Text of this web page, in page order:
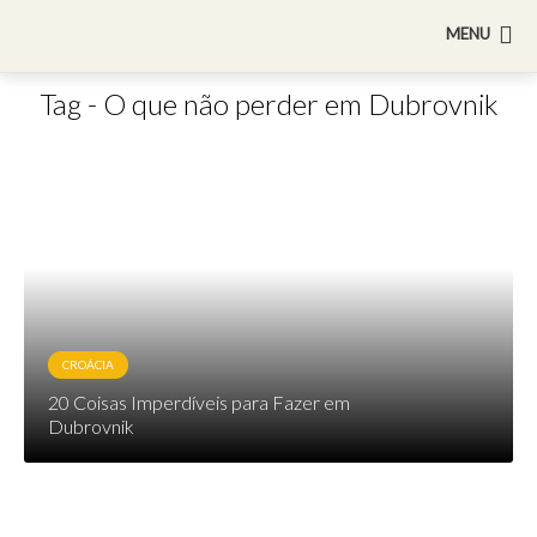
MENU
Tag - O que não perder em Dubrovnik
CROÁCIA
20 Coisas Imperdíveis para Fazer em
Dubrovnik